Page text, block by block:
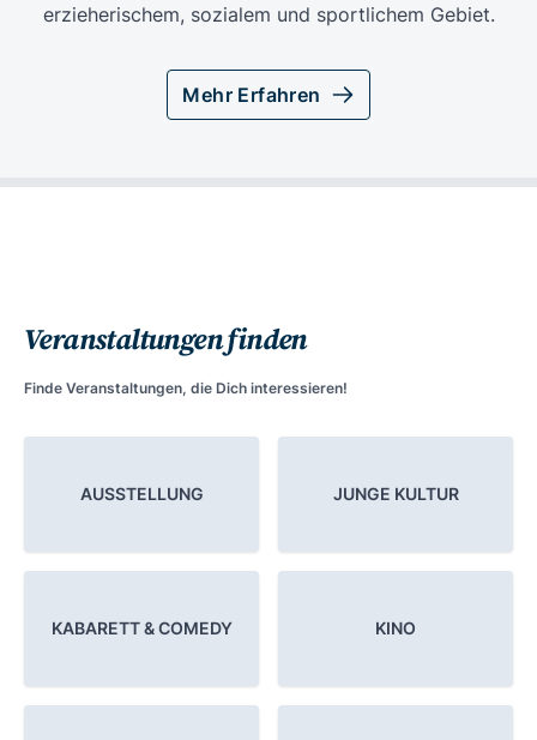
erzieherischem, sozialem und sportlichem Gebiet.
Mehr Erfahren
Veranstaltungen finden
Finde Veranstaltungen, die Dich interessieren!
AUSSTELLUNG JUNGE KULTUR
KABARETT & COMEDY KINO